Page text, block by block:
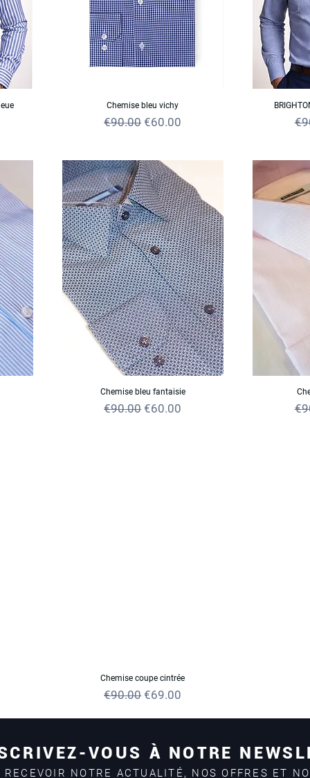
Chemise bleu vichy
Regular Price
€90.00Sale Price
€60.00
Chemise bleu fantaisie
Regular Price
€90.00Sale Price
€60.00
Chemise coupe cintrée
Regular Price
€90.00Sale Price
€69.00
VOUS À NOTRE
RECEVOIR NOTRE ACTUALITÉ, NOS OFFRES ET